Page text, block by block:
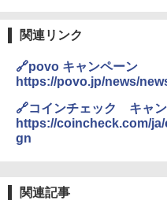
関連リンク
🔗povo キャンペーン
https://povo.jp/news/
🔗コインチェック キャン
https://coincheck.com/
gn
関連記事